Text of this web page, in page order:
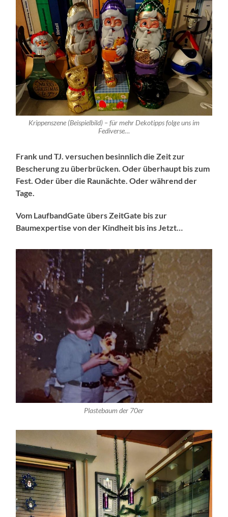
Krippenszene (Beispielbild) – für mehr Dekotipps folge uns im
Fediverse…
Frank und TJ. versuchen besinnlich die Zeit zur
Bescherung zu überbrücken. Oder überhaupt bis zum
Fest. Oder über die Raunächte. Oder während der
Tage.
Vom LaufbandGate übers ZeitGate bis zur
Baumexpertise von der Kindheit bis ins Jetzt…
Plastebaum der 70er